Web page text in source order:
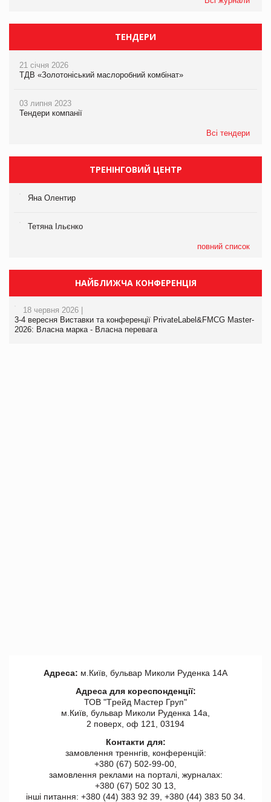
ТЕНДЕРИ
21 січня 2026
ТДВ «Золотоніський маслоробний комбінат»
03 липня 2023
Тендери компанії
Всі тендери
ТРЕНІНГОВИЙ ЦЕНТР
Яна Олентир
Тетяна Ільєнко
повний список
НАЙБЛИЖЧА КОНФЕРЕНЦІЯ
18 червня 2026 |
3-4 вересня Виставки та конференції PrivateLabel&FMCG Master-
2026: Власна марка - Власна перевага
Адреса: м.Київ, бульвар Миколи Руденка 14А
Адреса для кореспонденції:
ТОВ "Tрейд Мастер Груп"
м.Київ, бульвар Миколи Руденка 14а,
2 поверх, оф 121, 03194
Контакти для:
замовлення треннгів, конференцій:
+380 (67) 502-99-00,
замовлення реклами на порталі, журналах:
+380 (67) 502 30 13,
інші питання: +380 (44) 383 92 39, +380 (44) 383 50 34.